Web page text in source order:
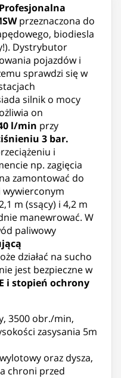
Profesjonalna
przeznaczona do
biodiesla
Dystrybutor
pojazdów i
sprawdzi się w
silnik o mocy
on
l/min przy
3 bar.
i
np. zagięcia
zamontować do
m (ssący) i 4,2 m
manewrować. W
paliwowy
działać na sucho
jest bezpieczne w
i stopień ochrony
3500 obr./min,
zasysania 5m
oraz dysza,
chroni przed